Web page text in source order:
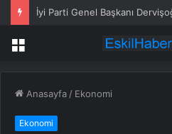
Menü
Anasayfa / Ekonomi
Ekonomi